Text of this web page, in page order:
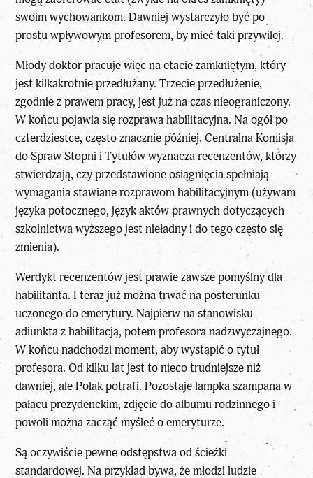
swoim wychowankom. Dawniej wystarczyło być po
prostu wpływowym profesorem, by mieć taki przywilej.
Młody doktor pracuje więc na etacie zamkniętym, który
jest kilkakrotnie przedłużany. Trzecie przedłużenie,
zgodnie z prawem pracy, jest już na czas nieograniczony.
W końcu pojawia się rozprawa habilitacyjna. Na ogół po
czterdziestce, często znacznie później. Centralna Komisja
do Spraw Stopni i Tytułów wyznacza recenzentów, którzy
stwierdzają, czy przedstawione osiągnięcia spełniają
wymagania stawiane rozprawom habilitacyjnym (używam
języka potocznego, język aktów prawnych dotyczących
szkolnictwa wyższego jest nieładny i do tego często się
zmienia).
Werdykt recenzentów jest prawie zawsze pomyślny dla
habilitanta. I teraz już można trwać na posterunku
uczonego do emerytury. Najpierw na stanowisku
adiunkta z habilitacją, potem profesora nadzwyczajnego.
W końcu nadchodzi moment, aby wystąpić o tytuł
profesora. Od kilku lat jest to nieco trudniejsze niż
dawniej, ale Polak potrafi. Pozostaje lampka szampana w
pałacu prezydenckim, zdjęcie do albumu rodzinnego i
powoli można zacząć myśleć o emeryturze.
Są oczywiście pewne odstępstwa od ścieżki
standardowej. Na przykład bywa, że młodzi ludzie